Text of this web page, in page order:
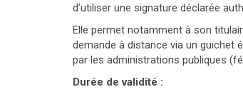
d’utiliser une signature déclarée
Elle permet notamment à son
demande à distance via un guichet
par les administrations publiques
Durée de validité :